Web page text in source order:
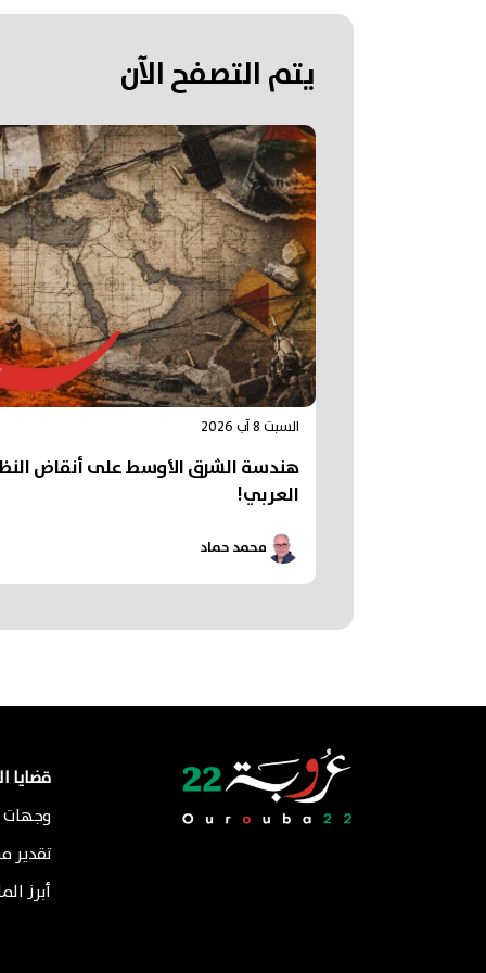
يتم التصفح الآن
السبت 8 آب 2026
هندسة الشرق الأوسط على أنقاض
العربي!
محمد حماد
قضايا
وجهات
تقدير
أبرز